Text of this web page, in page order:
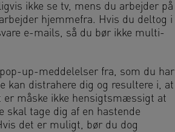
ikke se tv, mens du arbejder på
hjemmefra. Hvis du deltog i
e-mails, så du bør ikke multi-
up-meddelelser fra, som du har
kan distrahere dig og resultere i, at
er måske ikke hensigtsmæssigt at
skal tage dig af en hastende
det er muligt, bør du dog